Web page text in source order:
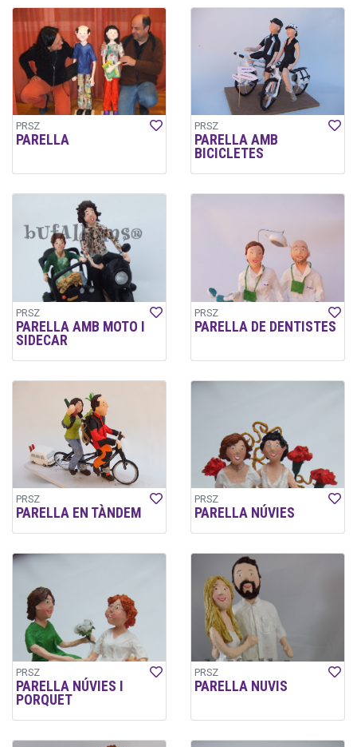
PRSZ
PARELLA
PRSZ
PARELLA AMB
BICICLETES
PRSZ
PARELLA AMB MOTO I
SIDECAR
PRSZ
PARELLA DE DENTISTES
PRSZ
PARELLA EN TÀNDEM
PRSZ
PARELLA NÚVIES
PRSZ
PARELLA NÚVIES I
PORQUET
PRSZ
PARELLA NUVIS